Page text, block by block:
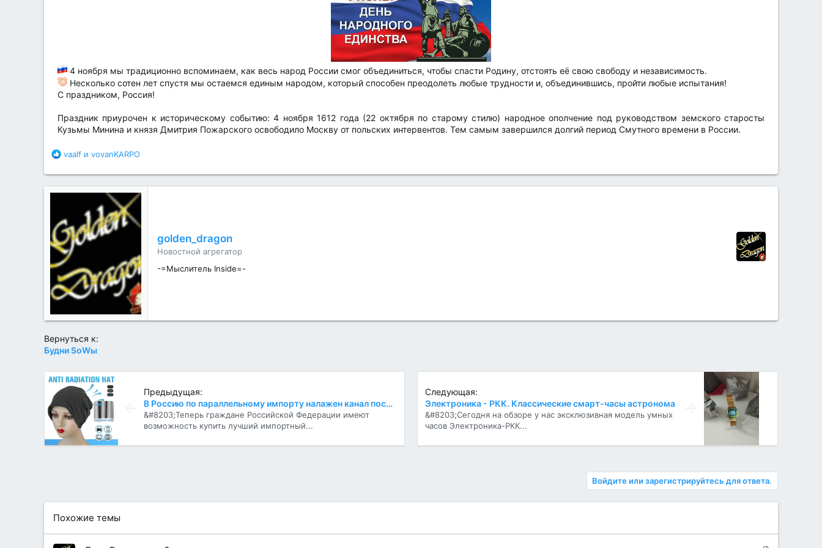
4 ноября мы традиционно вспоминаем, как весь народ России смог объединиться, чтобы спасти Родину, отстоять её свою свободу и независимость.
Несколько сотен лет спустя мы остаемся единым народом, который способен преодолеть любые трудности и, объединившись, пройти любые испытания!
С праздником, Россия!
Праздник приурочен к историческому событию: 4 ноября 1612 года (22 октября по старому стилю) народное ополчение под руководством земского старосты
Кузьмы Минина и князя Дмитрия Пожарского освободило Москву от польских интервентов. Тем самым завершился долгий период Смутного времени в России.​
Б
а
г
а
р
н
о
с
т
и
:
vaalf и vovanKARPO
golden_dragon
Новостной агрегатор
-=Мыслитель Inside=-
Вернуться к:
Будни SоWы
Предыдущая:
В Россию по параллельному импорту налажен канал поставок шапочек для защиты от 5G
&#8203;Теперь граждане Российской Федерации имеют
возможность купить лучший импортный...
Следующая:
Электроника - РКК. Классические смарт-часы астронома
&#8203;Сегодня на обзоре у нас эксклюзивная модель умных
часов Электроника-РКК...
Войдите или зарегистрируйтесь для ответа.
Похожие темы